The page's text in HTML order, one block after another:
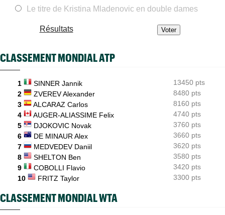
Auger-Aliassime, forfait : "Une douleur au niveau du dos"
dommage"
Le titre de Kristina Mladenovic en double dames
Résultats
CLASSEMENT MONDIAL ATP
1 SINNER Jannik
13450 pts
2
ZVEREV Alexander
8480 pts
3
ALCARAZ Carlos
8160 pts
4
AUGER-ALIASSIME Felix
4740 pts
5
DJOKOVIC Novak
3760 pts
6
DE MINAUR Alex
3660 pts
7
MEDVEDEV Daniil
3620 pts
8
SHELTON Ben
3580 pts
9
COBOLLI Flavio
3420 pts
10
FRITZ Taylor 3300 pts
CLASSEMENT MONDIAL WTA